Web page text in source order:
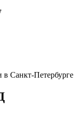
в Санкт-Петербурге